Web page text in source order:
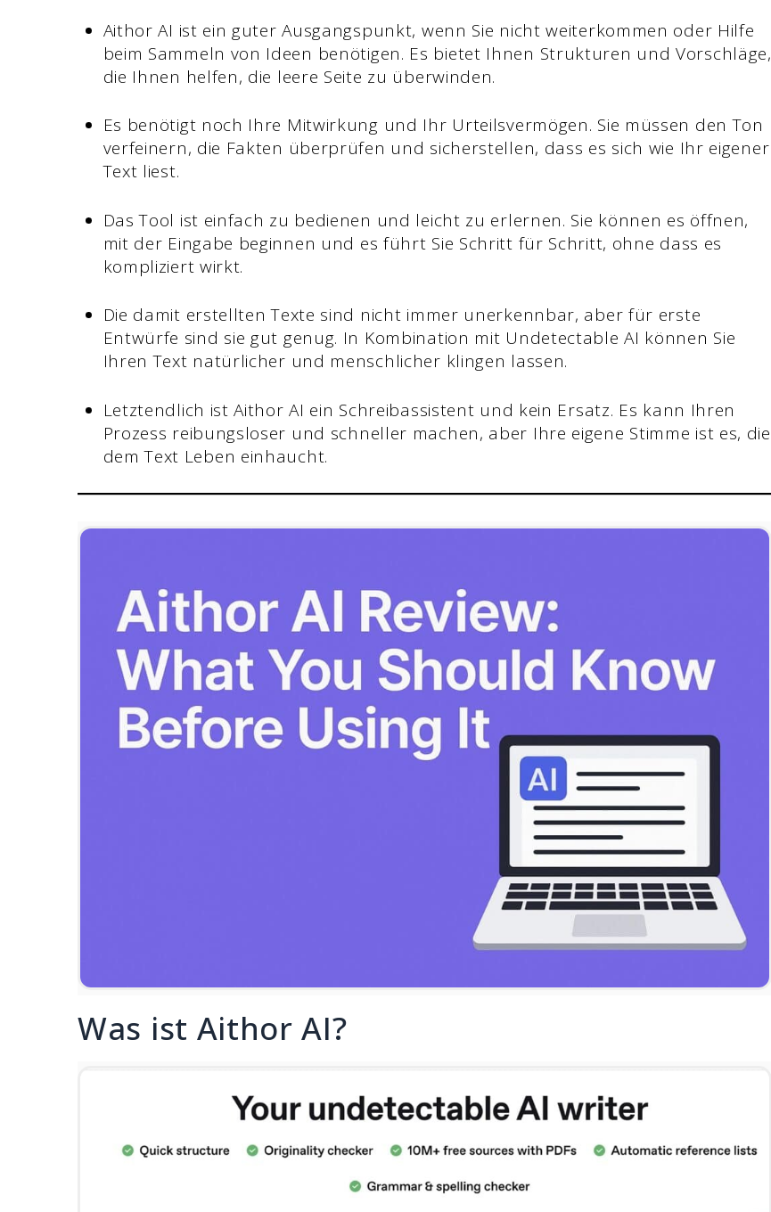
Aithor AI ist ein guter Ausgangspunkt, wenn Sie nicht weiterkommen oder Hilfe
beim Sammeln von Ideen benötigen. Es bietet Ihnen Strukturen und Vorschläge,
die Ihnen helfen, die leere Seite zu überwinden.
Es benötigt noch Ihre Mitwirkung und Ihr Urteilsvermögen. Sie müssen den Ton
verfeinern, die Fakten überprüfen und sicherstellen, dass es sich wie Ihr eigener
Text liest.
Das Tool ist einfach zu bedienen und leicht zu erlernen. Sie können es öffnen,
mit der Eingabe beginnen und es führt Sie Schritt für Schritt, ohne dass es
kompliziert wirkt.
Die damit erstellten Texte sind nicht immer unerkennbar, aber für erste
Entwürfe sind sie gut genug. In Kombination mit Undetectable AI können Sie
Ihren Text natürlicher und menschlicher klingen lassen.
Letztendlich ist Aithor AI ein Schreibassistent und kein Ersatz. Es kann Ihren
Prozess reibungsloser und schneller machen, aber Ihre eigene Stimme ist es, die
dem Text Leben einhaucht.
Was ist Aithor AI?